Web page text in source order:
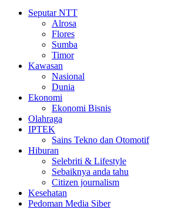
Seputar NTT
Alrosa
Flores
Sumba
Timor
Kawasan
Nasional
Dunia
Ekonomi
Ekonomi Bisnis
Olahraga
IPTEK
Sains Tekno dan Otomotif
Hiburan
Selebriti & Lifestyle
Sebaiknya anda tahu
Citizen journalism
Kesehatan
Pedoman Media Siber